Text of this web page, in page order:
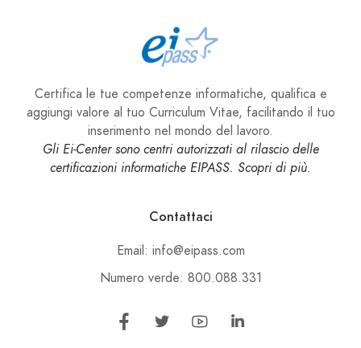
Certifica le tue competenze informatiche, qualifica e
aggiungi valore al tuo Curriculum Vitae, facilitando il tuo
inserimento nel mondo del lavoro.
Gli Ei-Center sono centri autorizzati al rilascio delle
certificazioni informatiche EIPASS. Scopri di più.
Contattaci
Email: info@eipass.com
Numero verde: 800.088.331